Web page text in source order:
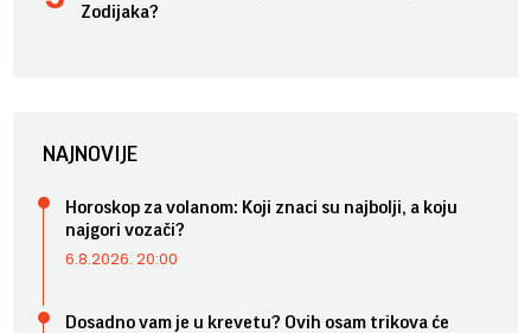
Zodijaka?
NAJNOVIJE
Horoskop za volanom: Koji znaci su najbolji, a koju
najgori vozači?
6.8.2026. 20:00
Dosadno vam je u krevetu? Ovih osam trikova će